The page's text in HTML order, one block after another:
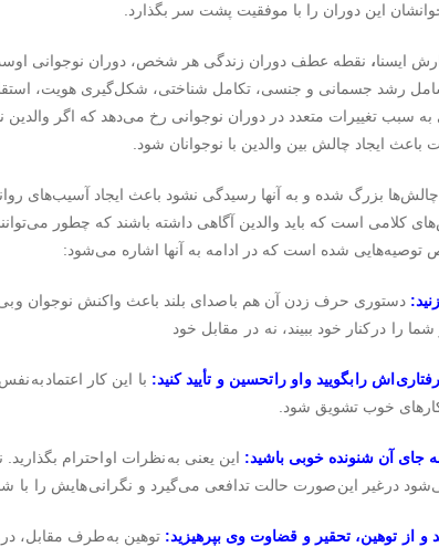
این دوران را با موفقیت پشت سر بگذارد.
ایسنا، نقطه عطف دوران زندگی هر شخص، دوران نوجوانی
رشد جسمانی و جنسی، تکامل شناختی، شکل‌گیری هویت،
به سبب تغییرات متعدد در دوران نوجوانی رخ می‌دهد که اگر
ایجاد چالش بین والدین با نوجوانان شود.
بزرگ شده و به آنها رسیدگی نشود باعث ایجاد آسیب‌های
کلامی است که باید والدین آگاهی داشته باشند که چطور
شده است که در ادامه به آنها اشاره می‌شود:
دستوری حرف زدن آن هم با صدای بلند باعث واکنش نوجوان و بی
را در کنار خود ببیند، نه در مقابل خود
اش را بگویید و او را تحسین و تأیید کنید: با این کار اعتماد به
خوب تشویق شود.
جای آن شنونده خوبی باشید: این یعنی به نظرات او احترام
در غیر این صورت حالت تدافعی می‌گیرد و نگرانی هایش را با
و از توهین، تحقیر و قضاوت وی بپرهیزید: توهین به طرف مقابل،